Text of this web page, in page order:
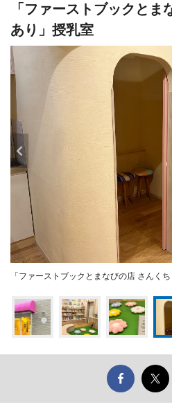
「ファーストブックとま
あり」授乳室
「ファーストブックとまなびの店 さんく